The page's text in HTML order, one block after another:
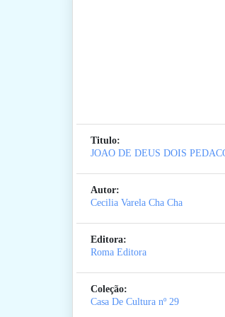
Titulo:
JOAO DE DEUS DOIS
Autor:
Cecilia Varela Cha Cha
Editora:
Roma Editora
Coleção:
Casa De Cultura nº 29